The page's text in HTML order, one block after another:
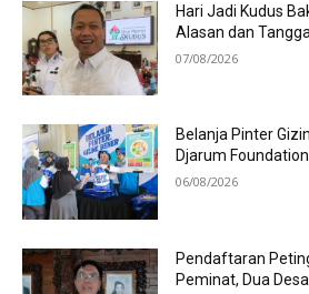
Hari Jadi Kudus
Alasan dan
07/08/2026
Belanja Pinter
Djarum
06/08/2026
Pendaftaran
Peminat, Dua